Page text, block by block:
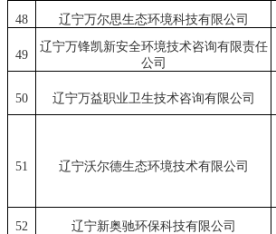
48
辽宁万尔思生态环境科技有限公司
49
辽宁万锋凯新安全环境技术咨询有限责任
公司
50 辽宁万益职业卫生技术咨询有限公司
51 辽宁沃尔德生态环境技术有限公司
52 辽宁新奥驰环保科技有限公司